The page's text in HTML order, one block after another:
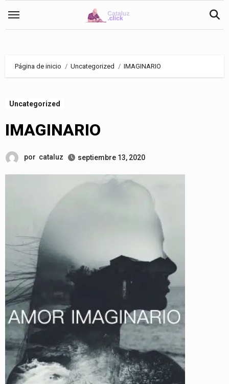
Página de inicio Uncategorized IMAGINARIO
Uncategorized
IMAGINARIO
por cataluz septiembre 13, 2020